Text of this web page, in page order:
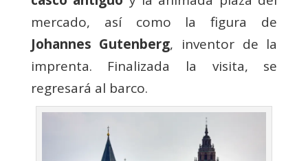
mercado, así como la figura de
Johannes Gutenberg, inventor de la
imprenta. Finalizada la visita, se
regresará al barco.